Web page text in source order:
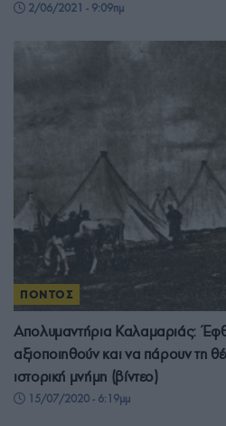
2/06/2021 - 9:09πμ
ΠΟΝΤΟΣ
Απολυμαντήρια Καλαμαριάς:
αξιοποιηθούν και να πάρουν τη
ιστορική μνήμη (βίντεο)
15/07/2020 - 6:19μμ